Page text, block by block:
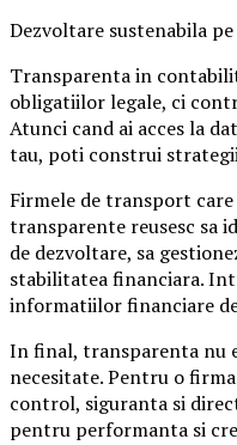
Dezvoltare sustenabila
Transparenta in
obligatiilor legale, ci
Atunci cand ai acces la
tau, poti construi
Firmele de transport
transparente reusesc sa
de dezvoltare, sa
stabilitatea financiara.
informatiilor financiare
In final, transparenta nu
necesitate. Pentru o
control, siguranta si
pentru performanta si